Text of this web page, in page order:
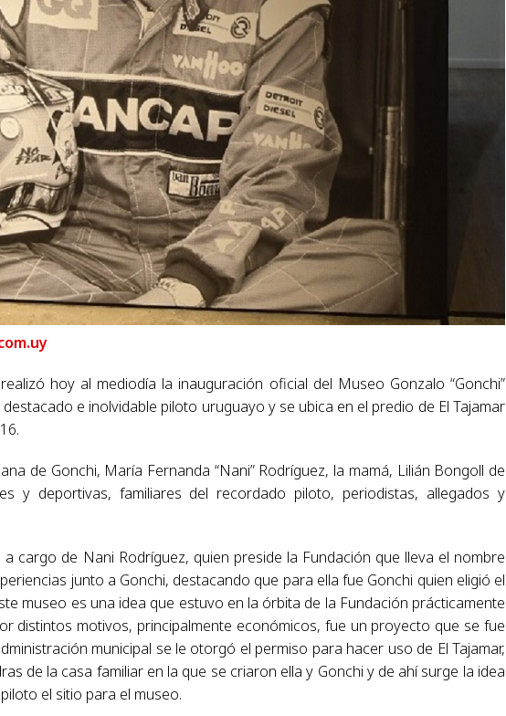
hoy al mediodía la inauguración oficial del Museo Gonzalo “Gonchi”
e inolvidable piloto uruguayo y se ubica en el predio de El Tajamar
de Gonchi, María Fernanda “Nani” Rodríguez, la mamá, Lilián Bongoll de
y deportivas, familiares del recordado piloto, periodistas, allegados y
cargo de Nani Rodríguez, quien preside la Fundación que lleva el nombre
junto a Gonchi, destacando que para ella fue Gonchi quien eligió el
museo es una idea que estuvo en la órbita de la Fundación prácticamente
distintos motivos, principalmente económicos, fue un proyecto que se fue
municipal se le otorgó el permiso para hacer uso de El Tajamar,
de la casa familiar en la que se criaron ella y Gonchi y de ahí surge la idea
el sitio para el museo.